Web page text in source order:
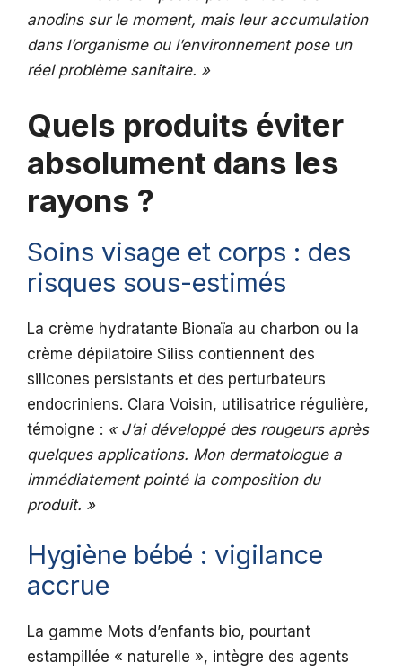
anodins sur le moment, mais leur accumulation
dans l’organisme ou l’environnement pose un
réel problème sanitaire. »
Quels produits éviter
absolument dans les
rayons ?
Soins visage et corps : des
risques sous-estimés
La crème hydratante Bionaïa au charbon ou la
crème dépilatoire Siliss contiennent des
silicones persistants et des perturbateurs
endocriniens. Clara Voisin, utilisatrice régulière,
témoigne : « J’ai développé des rougeurs après
quelques applications. Mon dermatologue a
immédiatement pointé la composition du
produit. »
Hygiène bébé : vigilance
accrue
La gamme Mots d’enfants bio, pourtant
estampillée « naturelle », intègre des agents